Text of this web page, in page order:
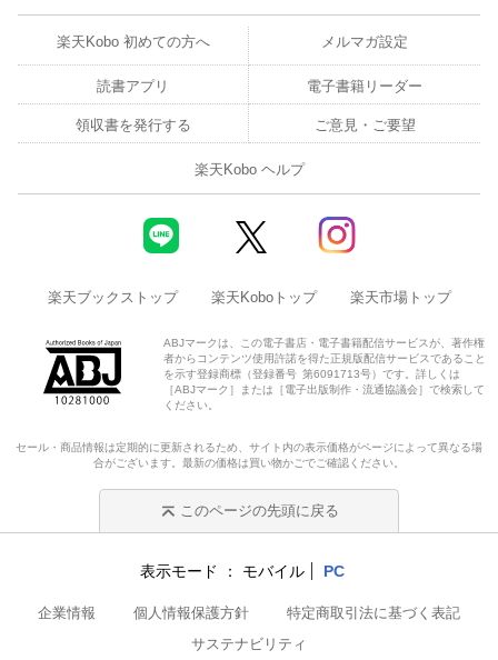
楽天Kobo 初めての方へ メルマガ設定
読書アプリ 電子書籍リーダー
領収書を発行する ご意見・ご要望
楽天Kobo ヘルプ
楽天ブックストップ 楽天Koboトップ 楽天市場トップ
ABJマークは、この電子書店・電子書籍配信サービスが、著作権
者からコンテンツ使用許諾を得た正規版配信サービスであること
を示す登録商標（登録番号 第6091713号）です。詳しくは
［ABJマーク］または［電子出版制作・流通協議会］で検索して
ください。
セール・商品情報は定期的に更新されるため、サイト内の表示価格がページによって異なる場
合がございます。最新の価格は買い物かごでご確認ください。
このページの先頭に戻る
表示モード モバイル PC
企業情報 個人情報保護方針
特定商取引法に基づく表記
サステナビリティ